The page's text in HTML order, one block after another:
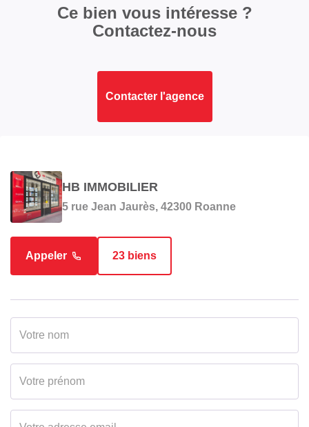
Ce bien vous intéresse ?
Contactez-nous
Contacter l'agence
HB IMMOBILIER
5 rue Jean Jaurès, 42300 Roanne
Appeler 23 biens